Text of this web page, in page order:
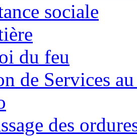
sociale
du feu
de Services
des